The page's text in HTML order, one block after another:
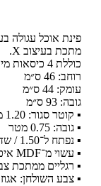
פינת אוכל עגולה
מתכת בעיצוב X.
כוללת 4 כיסאות מיקה בוקלה צבע חום
רוחב: 46 ס״מ
עומק: 44 ס״מ
גובה: 93 ס״מ
▪ קוטר סגור: 1.20 מטר
▪ גובה: 0.75 מטר
▪ נפתח ל־1.50 / שדרוג ל 1.70 מטר תוספת 300 ש"ח
▪ עשוי מ־MDF איכותי בגימור שחור מט
▪ רגליים ממתכת
▪ צבע השולחן: אגוז